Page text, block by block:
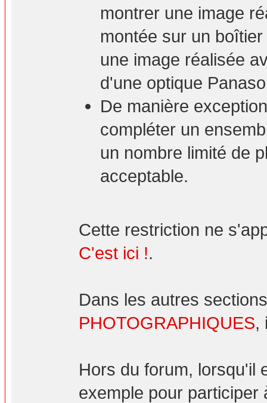
montrer une image
montée sur un
une image réalisée
d'une optique
De manière
compléter un
un nombre limité de
acceptable.
Cette restriction ne
C'est ici !.
Dans les autres
PHOTOGRAPHIQUES,
Hors du forum, lorsqu'il
exemple pour participer